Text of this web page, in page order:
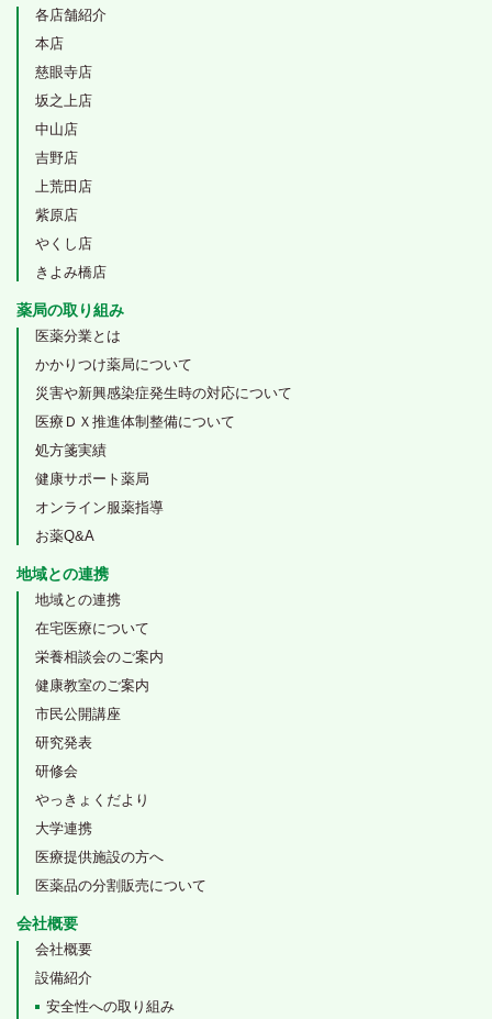
各店舗紹介
本店
慈眼寺店
坂之上店
中山店
吉野店
上荒田店
紫原店
やくし店
きよみ橋店
薬局の取り組み
医薬分業とは
かかりつけ薬局について
災害や新興感染症発生時の対応について
医療ＤＸ推進体制整備について
処方箋実績
健康サポート薬局
オンライン服薬指導
お薬Q&A
地域との連携
地域との連携
在宅医療について
栄養相談会のご案内
健康教室のご案内
市民公開講座
研究発表
研修会
やっきょくだより
大学連携
医療提供施設の方へ
医薬品の分割販売について
会社概要
会社概要
設備紹介
安全性への取り組み